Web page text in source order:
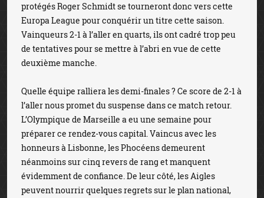
protégés Roger Schmidt se tourneront donc vers cette
Europa League pour conquérir un titre cette saison.
Vainqueurs 2-1 à l’aller en quarts, ils ont cadré trop peu
de tentatives pour se mettre à l’abri en vue de cette
deuxième manche.
Quelle équipe ralliera les demi-finales ? Ce score de 2-1 à
l’aller nous promet du suspense dans ce match retour.
L’Olympique de Marseille a eu une semaine pour
préparer ce rendez-vous capital. Vaincus avec les
honneurs à Lisbonne, les Phocéens demeurent
néanmoins sur cinq revers de rang et manquent
évidemment de confiance. De leur côté, les Aigles
peuvent nourrir quelques regrets sur le plan national,